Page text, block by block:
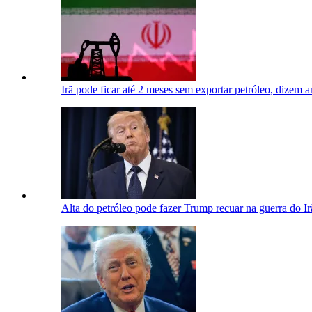
Irã pode ficar até 2 meses sem exportar petróleo, dizem
Alta do petróleo pode fazer Trump recuar na guerra do